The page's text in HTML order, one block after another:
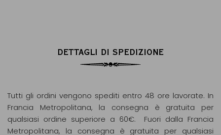
DETTAGLI DI SPEDIZIONE
Tutti gli ordini vengono spediti entro 48 ore lavorate. In
Francia Metropolitana, la consegna è gratuita per
qualsiasi ordine superiore a 60€. Fuori dalla Francia
Metropolitana, la consegna è gratuita per qualsiasi